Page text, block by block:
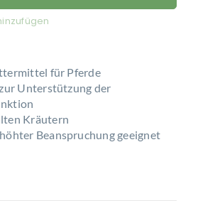
Menge
für Pferde
Unterstützung der
Kräutern
Beanspruchung geeignet